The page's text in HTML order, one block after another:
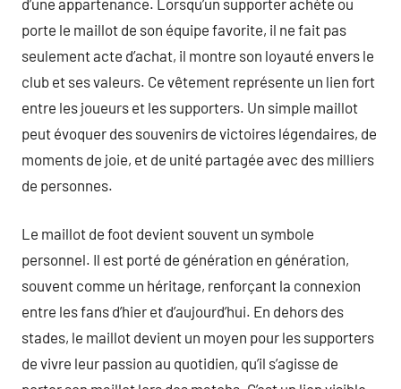
porte le maillot de son équipe favorite, il ne fait pas
seulement acte d’achat, il montre son loyauté envers le
club et ses valeurs. Ce vêtement représente un lien fort
entre les joueurs et les supporters. Un simple maillot
peut évoquer des souvenirs de victoires légendaires, de
moments de joie, et de unité partagée avec des milliers
de personnes.
Le maillot de foot devient souvent un symbole
personnel. Il est porté de génération en génération,
souvent comme un héritage, renforçant la connexion
entre les fans d’hier et d’aujourd’hui. En dehors des
stades, le maillot devient un moyen pour les supporters
de vivre leur passion au quotidien, qu’il s’agisse de